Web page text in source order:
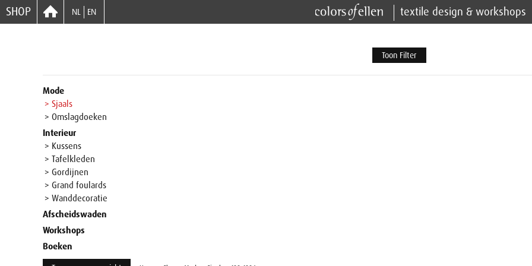
SHOP NL EN textile design & workshops
Toon Filter
Mode
> Sjaals
> Omslagdoeken
Interieur
> Kussens
> Tafelkleden
> Gordijnen
> Grand foulards
> Wanddecoratie
Afscheidswaden
Workshops
Boeken